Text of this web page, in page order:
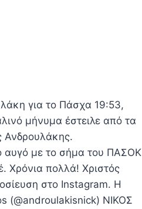
για το Πάσχα 19:53,
μήνυμα έστειλε από τα
Ανδρουλάκης.
αυγό με το σήμα του ΠΑΣΟΚ
Χρόνια πολλά! Χριστός
στο Instagram. Η
(@androulakisnick) ΝΙΚΟΣ